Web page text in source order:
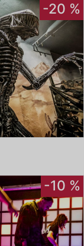
-20 %
-10 %